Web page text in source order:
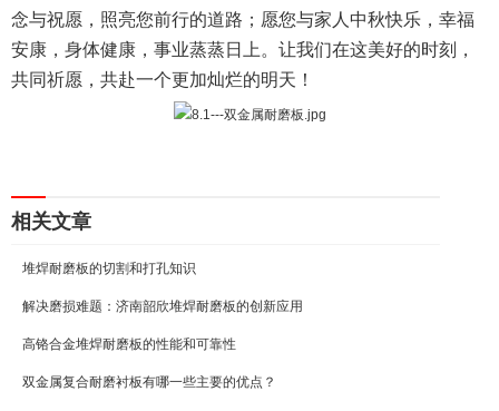
念与祝愿，照亮您前行的道路；愿您与家人中秋快乐，幸福
安康，身体健康，事业蒸蒸日上。让我们在这美好的时刻，
共同祈愿，共赴一个更加灿烂的明天！
相关文章
堆焊耐磨板的切割和打孔知识
解决磨损难题：济南韶欣堆焊耐磨板的创新应用
高铬合金堆焊耐磨板的性能和可靠性
双金属复合耐磨衬板有哪一些主要的优点？